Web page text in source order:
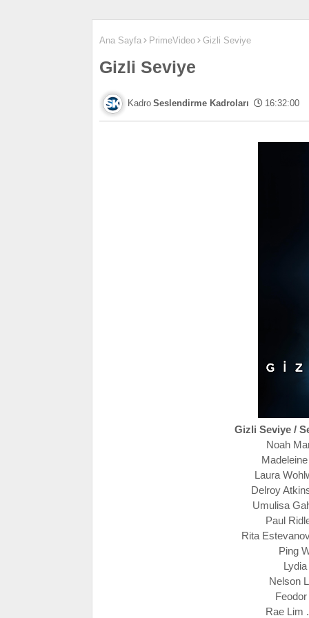
Ana Sayfa PrimeVideo Gizli Seviye
Gizli Seviye
Seslendirme Kadroları 16:32:00
Gizli Seviye /
Noah
Laura
Delroy
Umulisa
Paul
Rita
Ping
Nelson
Rae Lim